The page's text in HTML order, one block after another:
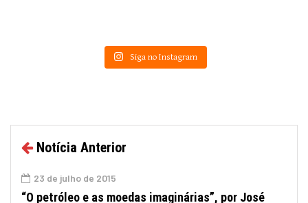
Siga no Instagram
Notícia Anterior
23 de julho de 2015
“O petróleo e as moedas imaginárias”, por José